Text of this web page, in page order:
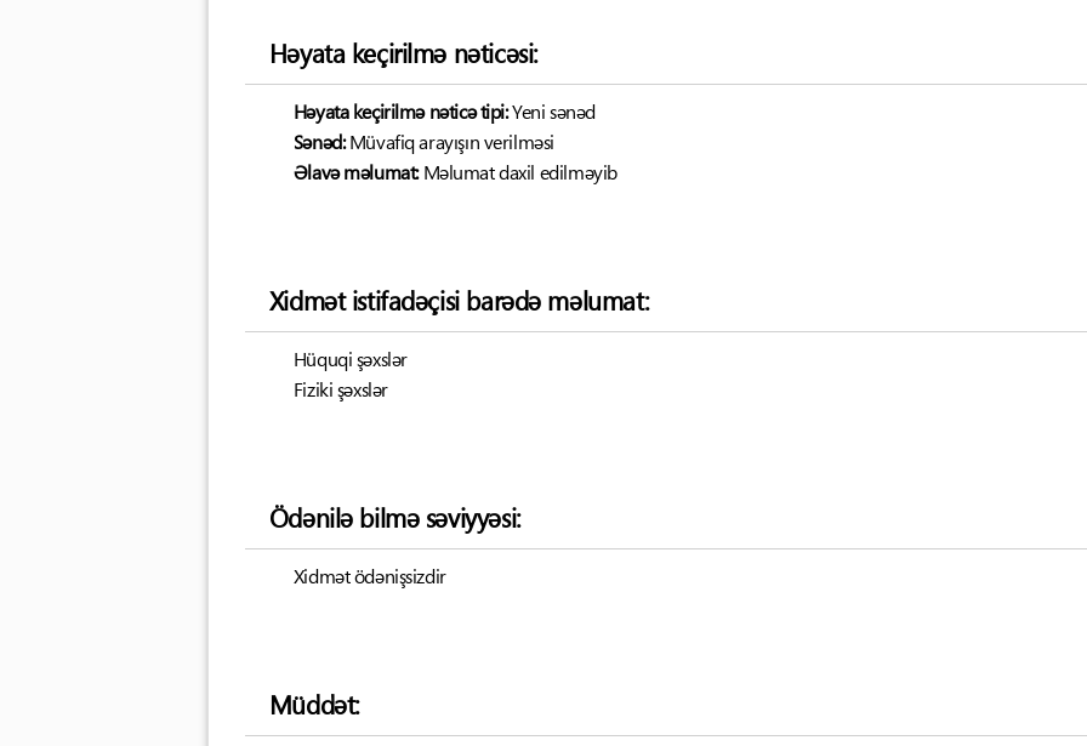
Həyata keçirilmə nəticəsi:
Həyata keçirilmə nəticə tipi:Yeni sənəd
Sənəd:Müvafiq arayışın verilməsi
Əlavə məlumat:Məlumat daxil edilməyib
Xidmət istifadəçisi barədə məlumat:
Hüquqi şəxslər
Fiziki şəxslər
Ödənilə bilmə səviyyəsi:
Xidmət ödənişsizdir
Müddət: